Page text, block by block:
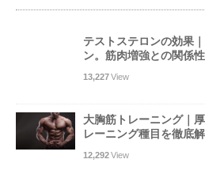
テストステロンの効果
ン。筋肉増強との関係
13,227View
大胸筋トレーニング｜
レーニング種目を徹底
12,292View